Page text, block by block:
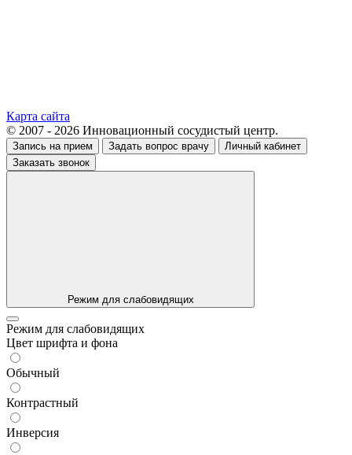
Карта сайта
© 2007 - 2026 Инновационный сосудистый центр.
Запись на прием Задать вопрос врачу
Личный кабинет
Заказать звонок
Режим для слабовидящих
Режим для слабовидящих
Цвет шрифта и фона
Обычный
Контрастный
Инверсия